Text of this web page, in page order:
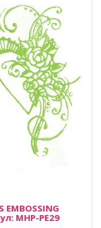
MHP-PE29